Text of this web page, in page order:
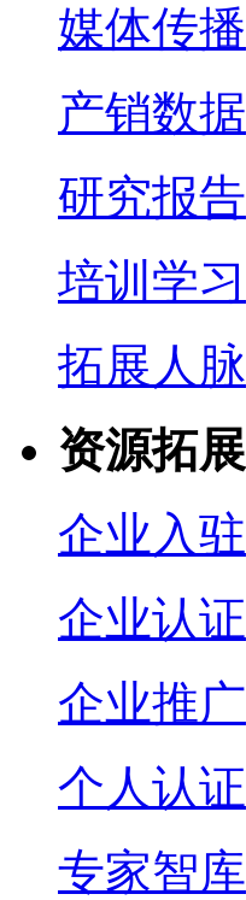
媒体传播
产销数据
研究报告
培训学习
拓展人脉
资源拓展
企业入驻
企业认证
企业推广
个人认证
专家智库